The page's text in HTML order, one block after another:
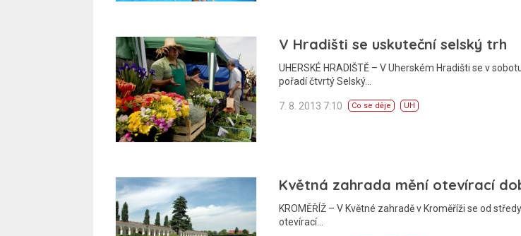
V Hradišti se uskuteční selský trh
UHERSKÉ HRADIŠTĚ – V Uherském Hradišti se v
pořadí čtvrtý Selský…
7. 8. 2013 7:10 Co se děje UH
Květná zahrada mění otevírací
KROMĚŘÍŽ – V Květné zahradě v Kroměříži se od
otevírací…